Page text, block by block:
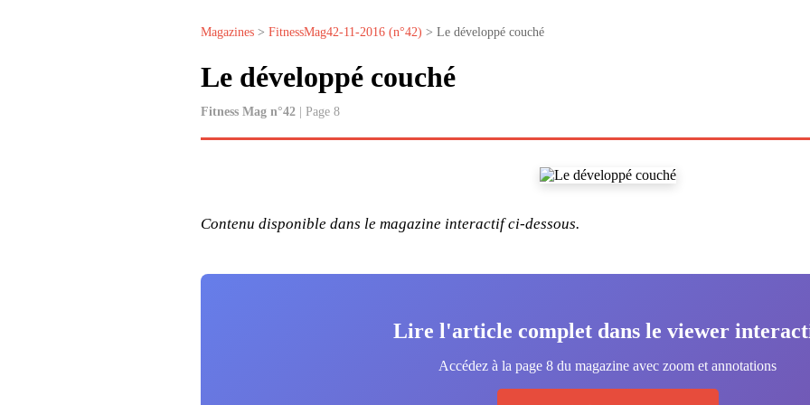
Magazines > FitnessMag42-11-2016 (n°42) > Le développé couché
Le développé couché
Fitness Mag n°42 | Page 8
Contenu disponible dans le magazine interactif ci-dessous.
Lire l'article complet dans le viewer
Accédez à la page 8 du magazine avec zoom et annotations